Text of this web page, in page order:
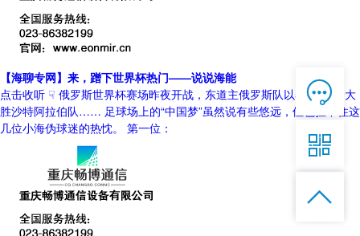
【海聊专网】来，蹭下世界杯热门——说说海能
点击收听 ☟ 俄罗斯世界杯赛场昨夜开战，东道主俄罗斯队以5:0的比分大
胜沙特阿拉伯队…… 足球场上的“中国梦”虽然说有些悠远，但也拦不住这
几位小海伪球迷的热忱。 第一位：


在线客服
7*12 QQ在线，服务咨询

服务热线
恭候聆听，023-86382199手机直接点击
拨打

